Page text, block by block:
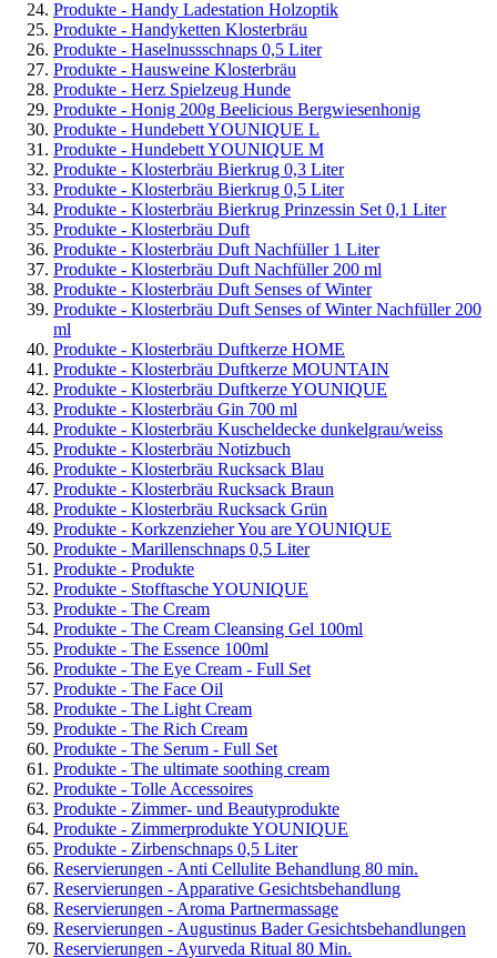
Produkte - Handy Ladestation Holzoptik
Produkte - Handyketten Klosterbräu
Produkte - Haselnussschnaps 0,5 Liter
Produkte - Hausweine Klosterbräu
Produkte - Herz Spielzeug Hunde
Produkte - Honig 200g Beelicious Bergwiesenhonig
Produkte - Hundebett YOUNIQUE L
Produkte - Hundebett YOUNIQUE M
Produkte - Klosterbräu Bierkrug 0,3 Liter
Produkte - Klosterbräu Bierkrug 0,5 Liter
Produkte - Klosterbräu Bierkrug Prinzessin Set 0,1 Liter
Produkte - Klosterbräu Duft
Produkte - Klosterbräu Duft Nachfüller 1 Liter
Produkte - Klosterbräu Duft Nachfüller 200 ml
Produkte - Klosterbräu Duft Senses of Winter
Produkte - Klosterbräu Duft Senses of Winter Nachfüller 200
ml
Produkte - Klosterbräu Duftkerze HOME
Produkte - Klosterbräu Duftkerze MOUNTAIN
Produkte - Klosterbräu Duftkerze YOUNIQUE
Produkte - Klosterbräu Gin 700 ml
Produkte - Klosterbräu Kuscheldecke dunkelgrau/weiss
Produkte - Klosterbräu Notizbuch
Produkte - Klosterbräu Rucksack Blau
Produkte - Klosterbräu Rucksack Braun
Produkte - Klosterbräu Rucksack Grün
Produkte - Korkzenzieher You are YOUNIQUE
Produkte - Marillenschnaps 0,5 Liter
Produkte - Produkte
Produkte - Stofftasche YOUNIQUE
Produkte - The Cream
Produkte - The Cream Cleansing Gel 100ml
Produkte - The Essence 100ml
Produkte - The Eye Cream - Full Set
Produkte - The Face Oil
Produkte - The Light Cream
Produkte - The Rich Cream
Produkte - The Serum - Full Set
Produkte - The ultimate soothing cream
Produkte - Tolle Accessoires
Produkte - Zimmer- und Beautyprodukte
Produkte - Zimmerprodukte YOUNIQUE
Produkte - Zirbenschnaps 0,5 Liter
Reservierungen - Anti Cellulite Behandlung 80 min.
Reservierungen - Apparative Gesichtsbehandlung
Reservierungen - Aroma Partnermassage
Reservierungen - Augustinus Bader Gesichtsbehandlungen
Reservierungen - Ayurveda Ritual 80 Min.